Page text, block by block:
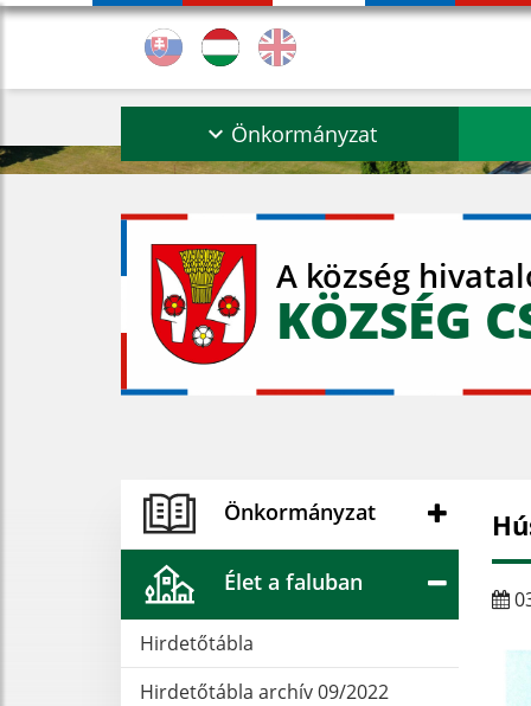
Önkormányzat
A község
KÖZSÉG
Önkormányzat
Élet a faluban
Hirdetőtábla
Hirdetőtábla archív 09/2022